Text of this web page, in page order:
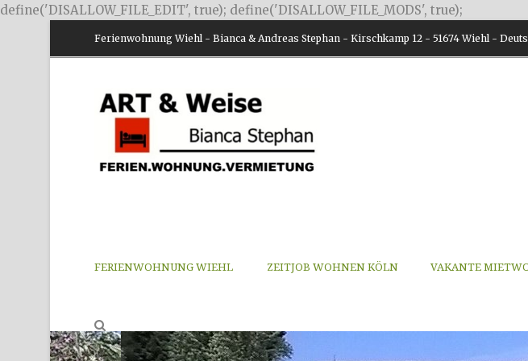
define('DISALLOW_FILE_EDIT', true); define('DISALLOW_FILE_MODS', true);
Ferienwohnung Wiehl - Bianca & Andreas Stephan - Kirschkamp 12 - 51674 Wiehl -
FERIENWOHNUNG WIEHL ZEITJOB WOHNEN KÖLN VAKANTE